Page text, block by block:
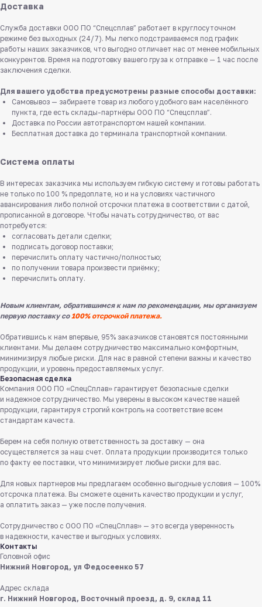
Доставка
Служба доставки ООО ПО “Спецсплав” работает в круглосуточном
режиме без выходных (24/7). Мы легко подстраиваемся под график
работы наших заказчиков, что выгодно отличает нас от менее мобильных
конкурентов. Время на подготовку вашего груза к отправке — 1 час после
заключения сделки.
Для вашего удобства предусмотрены разные способы доставки:
Самовывоз — забираете товар из любого удобного вам населённого
пункта, где есть склады-партнёры ООО ПО “Спецсплав”.
Доставка по России автотранспортом нашей компании.
Бесплатная доставка до терминала транспортной компании.
Система оплаты
В интересах заказчика мы используем гибкую систему и готовы работать
не только по 100 % предоплате, но и на условиях частичного
авансирования либо полной отсрочки платежа в соответствии с датой,
прописанной в договоре. Чтобы начать сотрудничество, от вас
потребуется:
согласовать детали сделки;
подписать договор поставки;
перечислить оплату частично/полностью;
по получении товара произвести приёмку;
перечислить оплату.
Новым клиентам, обратившимся к нам по рекомендации, мы организуем
первую поставку со100% отсрочкой платежа.
Обратившись к нам впервые, 95% заказчиков становятся постоянными
клиентами. Мы делаем сотрудничество максимально комфортным,
минимизируя любые риски. Для нас в равной степени важны и качество
продукции, и уровень предоставляемых услуг.
Безопасная сделка
Компания ООО ПО «СпецСплав» гарантирует безопасные сделки
и надежное сотрудничество. Мы уверены в высоком качестве нашей
продукции, гарантируя строгий контроль на соответствие всем
стандартам качеста.
Берем на себя полную ответственность за доставку — она
осуществляется за наш счет. Оплата продукции производится только
по факту ее поставки, что минимизирует любые риски для вас.
Для новых партнеров мы предлагаем особенно выгодные условия — 100%
отсрочка платежа. Вы сможете оценить качество продукции и услуг,
а оплатить заказ — уже после получения.
Сотрудничество с ООО ПО «СпецСплав» — это всегда уверенность
в надежности, качестве и выгодных условиях.
Контакты
Головной офис
Нижний Новгород, ул Федосеенко 57
Адрес склада
г. Нижний Новгород, Восточный проезд, д. 9, склад 11
Заказать звонок
Служба поддержки клиентов
Работаем ежедневно с 8:00 до 18:00
Пишите нам
в мессенджерах
8 831 413 29 55
Бесплатно по России